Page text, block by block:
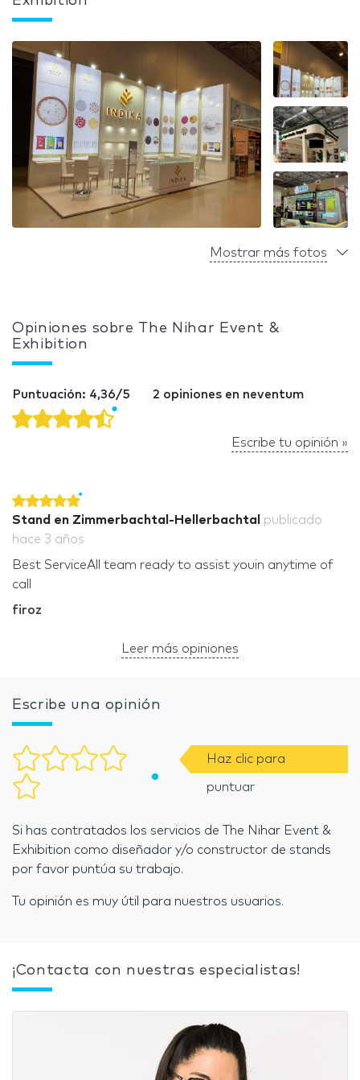
Mostrar más fotos
Opiniones sobre The Nihar Event &
Exhibition
Puntuación: 4,36/5 2 opiniones en neventum
Escribe tu opinión »
Stand en Zimmerbachtal-Hellerbachtal publicado
hace 3 años
Best ServiceAll team ready to assist youin anytime of
call
firoz
Leer más opiniones
Escribe una opinión
Haz clic para
puntuar
Si has contratados los servicios de The Nihar Event &
Exhibition como diseñador y/o constructor de stands
por favor puntúa su trabajo.
Tu opinión es muy útil para nuestros usuarios.
¡Contacta con nuestras especialistas!